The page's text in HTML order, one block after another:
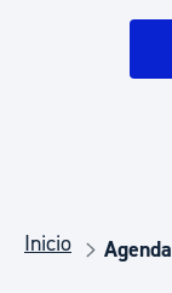
Inicio Agenda